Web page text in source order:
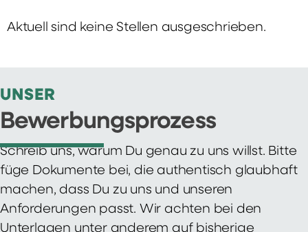
Aktuell sind keine Stellen ausgeschrieben.
UNSER
Bewerbungsprozess
Schreib uns, warum Du genau zu uns willst. Bitte
füge Dokumente bei, die authentisch glaubhaft
machen, dass Du zu uns und unseren
Anforderungen passt. Wir achten bei den
Unterlagen unter anderem auf bisherige